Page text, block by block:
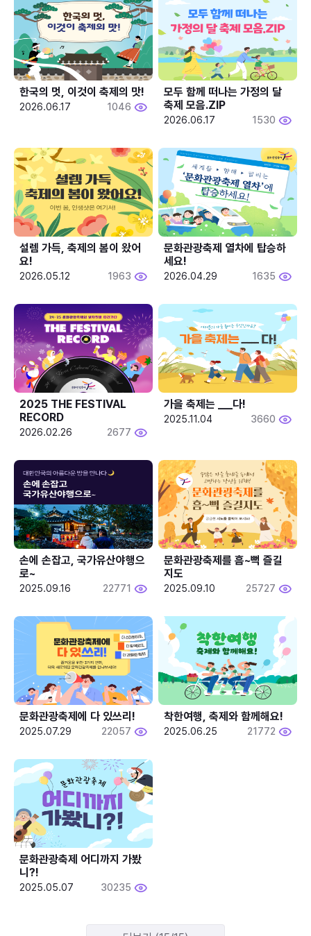
한국의 멋, 이것이 축제의 맛!
2026.06.17 1046
모두 함께 떠나는 가정의 달
축제 모음.ZIP
2026.06.17 1530
설렘 가득, 축제의 봄이 왔어
요!
2026.05.12 1963
문화관광축제 열차에 탑승하
세요!
2026.04.29 1635
2025 THE FESTIVAL
RECORD
2026.02.26 2677
2025.11.04 3660
손에 손잡고, 국가유산야행으
로~
2025.09.16 22771
문화관광축제를 흠~뻑 즐길
지도
2025.09.10 25727
문화관광축제에 다 있쓰리!
2025.07.29 22057
착한여행, 축제와 함께해요!
2025.06.25 21772
문화관광축제 어디까지 가봤
니?!
2025.05.07 30235